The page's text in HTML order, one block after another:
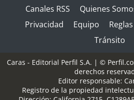
Canales RSS Quienes
Privacidad
Equipo
Tránsito
Caras - Editorial Perfil S.A. | ©
derechos
Editor responsable:
Registro de la propiedad